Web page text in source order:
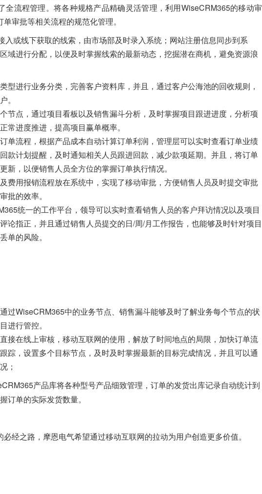
全流程管理。将各种规格产品精确灵活管理，利用WiseCRM365的移动审
审批等相关流程的规范化管理。
入或线下获取的线索，由市场部及时录入系统；网站注册信息同步到系
域进行分配，以便及时掌握线索的最新动态，挖掘潜在商机，避免资源浪
型进行业务分类，完善客户资料库，并且，通过客户公海池的回收规则，
。
节点，通过项目看板以及销售漏斗分析，及时掌握项目跟进进度，分析项
常进度推进，提高项目赢单概率。
单流程，根据产品成本自动计算订单利润，管理层可以实时查看订单业绩
款计划提醒，及时通知相关人员跟进回款，减少款项延期。并且，将订单
新，以便销售人员全方位的掌握订单执行情况。
费用报销流程放在系统中，实现了移动审批，方便销售人员及时提交审批
批的效率。
统一的工作平台，领导可以实时查看销售人员的客户拜访情况以及项目
论指正，并且通过销售人员提交的日/周/月工作报告，也能够及时针对项目
单的风险。
过WiseCRM365中的业务节点、销售漏斗能够及时了解业务每个节点的状
进行管控。
接在线上审核，移动互联网的使用，解放了时间地点的局限，加快订单流
踪，设置多个目标节点，及时及时掌握最新的目标完成情况，并且可以通
；
产品库将各种型号产品细致管理，订单的发货出库记录自动统计到
订单的实际发货数量。
必经之路 ， 摩恩电气希望通过移动互联网的拉动为用户创造更多价值。